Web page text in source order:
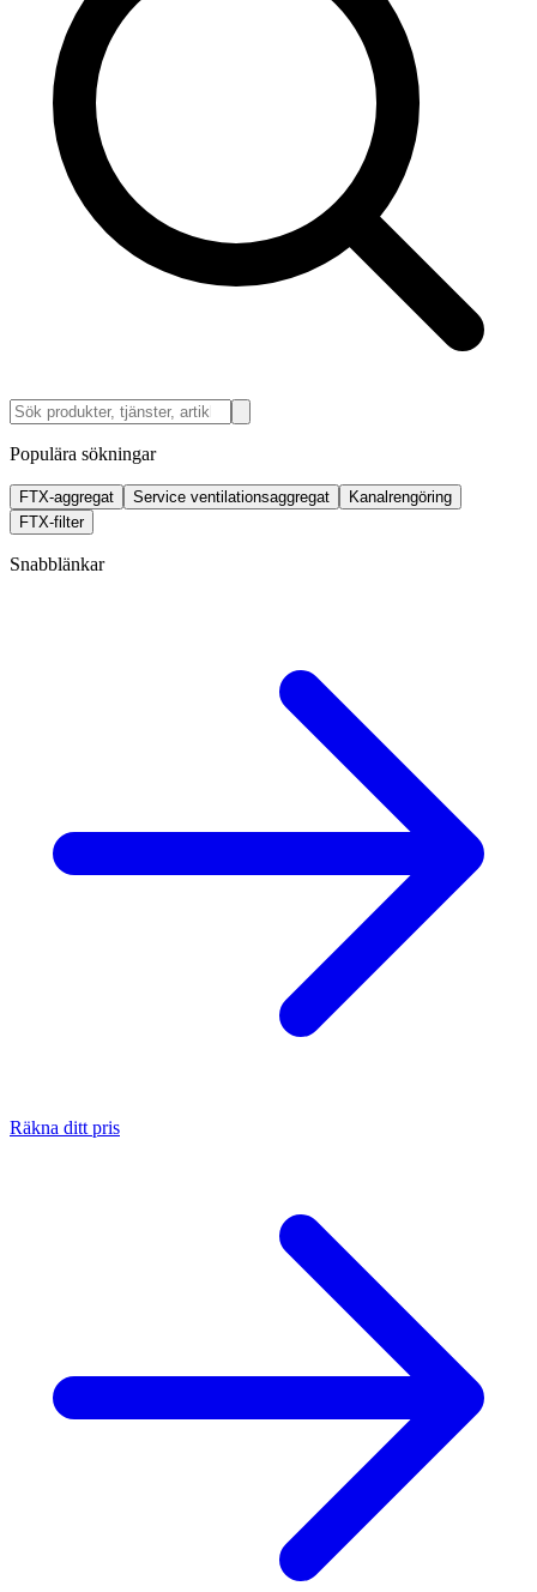
Populära sökningar
FTX-aggregat Service ventilationsaggregat
Kanalrengöring
FTX-filter
Snabblänkar
Räkna ditt pris